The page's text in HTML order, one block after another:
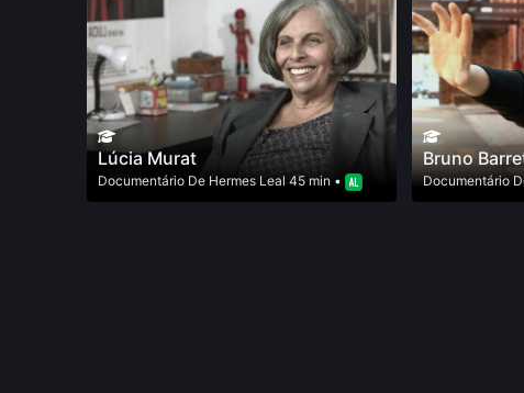
Lúcia Murat
DocumentárioDe Hermes Leal 45 min •
Bruno
Documentário